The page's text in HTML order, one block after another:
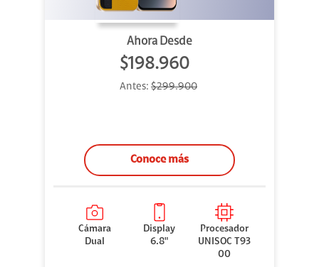
Ahora Desde
$198.960
Antes: $299.900
Conoce más
Cámara
Dual
Display
6.8"
Procesador
UNISOC T93
00